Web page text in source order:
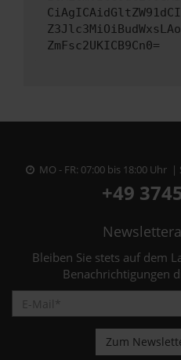
ZmFsc2UKICB9Cn0=
MO - FR: 07:00 bis 18:00 Uhr |
+49
Bleiben Sie stets auf dem
Benachrichtigungen